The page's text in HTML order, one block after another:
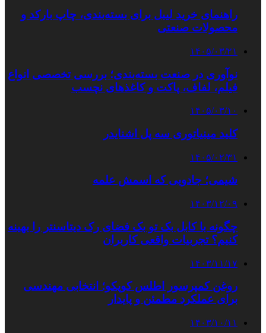
راهنمای خرید لیبل برای بسته‌بندی، چاپ بارکد و
محصولات صنعتی
۱۴۰۵/۰۳/۲۱
نوآوری در صنعت بسته‌بندی؛ بررسی تخصصی انواع
فیلم، لفاف، پاکت و کاغذهای نچسب
۱۴۰۵/۰۳/۱۰
کلید مینیاتوری سه پل اشنایدر
۱۴۰۵/۰۲/۳۱
شیمی؛ جادویی که اسمش علمه
۱۴۰۳/۱۲/۰۹
چگونه با کابل بک تو بک فضای رک دیتاسنتر را بهینه
کنیم؟ تجربیات واقعی کاربران
۱۴۰۳/۱۱/۱۷
روغن کمپرسور اطلس کوپکو؛ انتخابی مهندسی
برای عملکرد مطمئن و پایدار
۱۴۰۳/۱۰/۱۱